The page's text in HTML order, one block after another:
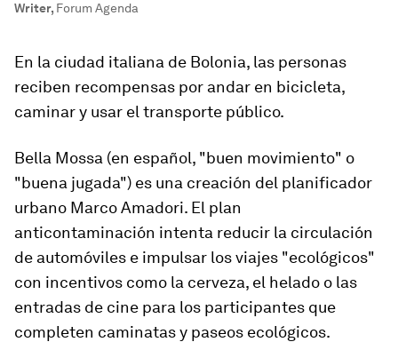
Writer, Forum Agenda
En la ciudad italiana de Bolonia, las personas
reciben recompensas por andar en bicicleta,
caminar y usar el transporte público.
Bella Mossa (en español, "buen movimiento" o
"buena jugada") es una creación del planificador
urbano Marco Amadori. El plan
anticontaminación intenta reducir la circulación
de automóviles e impulsar los viajes "ecológicos"
con incentivos como la cerveza, el helado o las
entradas de cine para los participantes que
completen caminatas y paseos ecológicos.